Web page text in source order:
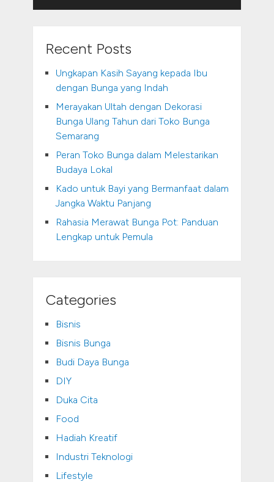
Recent Posts
Ungkapan Kasih Sayang kepada Ibu
dengan Bunga yang Indah
Merayakan Ultah dengan Dekorasi
Bunga Ulang Tahun dari Toko Bunga
Semarang
Peran Toko Bunga dalam Melestarikan
Budaya Lokal
Kado untuk Bayi yang Bermanfaat dalam
Jangka Waktu Panjang
Rahasia Merawat Bunga Pot: Panduan
Lengkap untuk Pemula
Categories
Bisnis
Bisnis Bunga
Budi Daya Bunga
DIY
Duka Cita
Food
Hadiah Kreatif
Industri Teknologi
Lifestyle